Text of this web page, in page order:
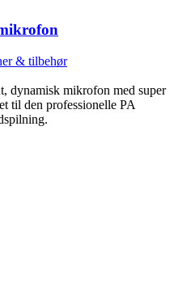
& tilbehør
dynamisk mikrofon med super
til den professionelle PA